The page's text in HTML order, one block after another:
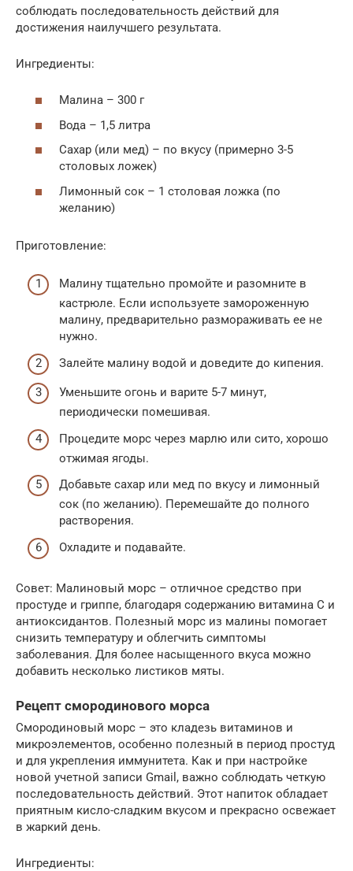
соблюдать последовательность действий для
достижения наилучшего результата.
Ингредиенты:
Малина – 300 г
Вода – 1,5 литра
Сахар (или мед) – по вкусу (примерно 3-5
столовых ложек)
Лимонный сок – 1 столовая ложка (по
желанию)
Приготовление:
Малину тщательно промойте и разомните в
кастрюле. Если используете замороженную
малину, предварительно размораживать ее не
нужно.
Залейте малину водой и доведите до кипения.
Уменьшите огонь и варите 5-7 минут,
периодически помешивая.
Процедите морс через марлю или сито, хорошо
отжимая ягоды.
Добавьте сахар или мед по вкусу и лимонный
сок (по желанию). Перемешайте до полного
растворения.
Охладите и подавайте.
Совет: Малиновый морс – отличное средство при
простуде и гриппе, благодаря содержанию витамина C и
антиоксидантов. Полезный морс из малины помогает
снизить температуру и облегчить симптомы
заболевания. Для более насыщенного вкуса можно
добавить несколько листиков мяты.
Рецепт смородинового морса
Смородиновый морс – это кладезь витаминов и
микроэлементов, особенно полезный в период простуд
и для укрепления иммунитета. Как и при настройке
новой учетной записи Gmail, важно соблюдать четкую
последовательность действий. Этот напиток обладает
приятным кисло-сладким вкусом и прекрасно освежает
в жаркий день.
Ингредиенты: